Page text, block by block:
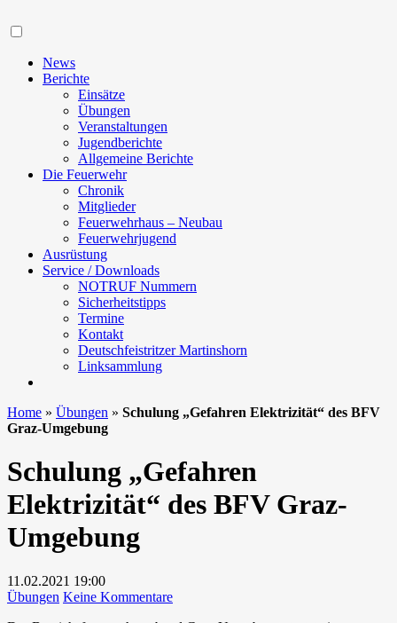
News
Berichte
Einsätze
Übungen
Veranstaltungen
Jugendberichte
Allgemeine Berichte
Die Feuerwehr
Chronik
Mitglieder
Feuerwehrhaus – Neubau
Feuerwehrjugend
Ausrüstung
Service / Downloads
NOTRUF Nummern
Sicherheitstipps
Termine
Kontakt
Deutschfeistritzer Martinshorn
Linksammlung
Home » Übungen » Schulung „Gefahren Elektrizität“ des BFV
Graz-Umgebung
Schulung „Gefahren
Elektrizität“ des BFV Graz-
Umgebung
11.02.2021 19:00
Übungen Keine Kommentarezu